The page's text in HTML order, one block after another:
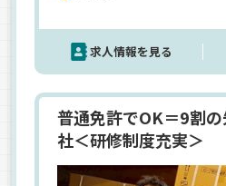
められますよ。＜プライベ
なく、週休2日制なので、オ
がら活躍できます。
求人情報を見る
普通免許でOK＝9割
社＜研修制度充実＞